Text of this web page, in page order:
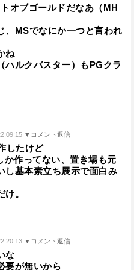
オブゴールドだなあ（MH
、MSでなにか一つと言われ
ね
ハルクバスター）もPGクラ
▼コメント返信
したけど
か作ってない、置き場も元
し基本素立ち展示で面白み
。
▼コメント返信
な
要が無いから